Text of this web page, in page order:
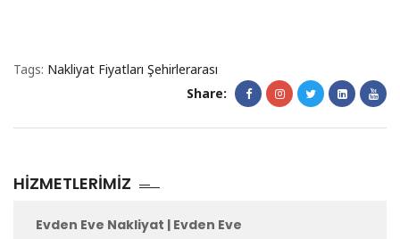
Tags: Nakliyat Fiyatları Şehirlerarası
Share:
HIZMETLERIMIZ
Evden Eve Nakliyat | Evden Eve